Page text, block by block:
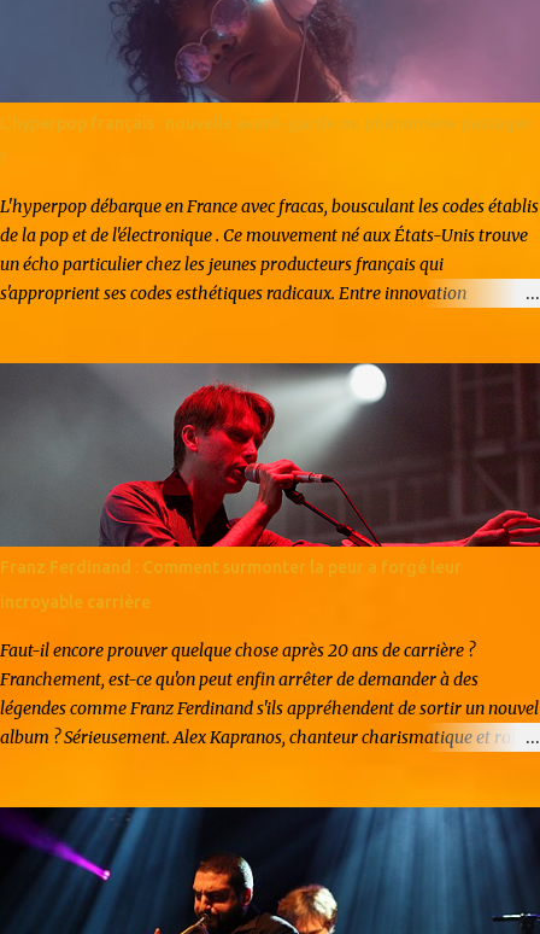
L'hyperpop français : nouvelle avant-garde ou phénomène passager
?
L'hyperpop débarque en France avec fracas, bousculant les codes établis
de la pop et de l'électronique . Ce mouvement né aux États-Unis trouve
un écho particulier chez les jeunes producteurs français qui
s'approprient ses codes esthétiques radicaux. Entre innovation
mouvement L'hyperpop naît dans la sphère underground américaine
au milieu des années 2010, popularisé par le collectif PC Music et des
artistes comme 100 gecs ou Sophie. Le genre se caractérise par une
esthétique volontairement excessive : saturations extrêmes, voix pitch-
shiftées jusqu'à l'absurde, mélodies pop déformées et tempos
frénétiques. En France, ce mouvement émerge vers 2020 avec une
nouvelle génération d'artistes formés au digital. Contrairement à leurs
homologues anglo-saxons, les producteurs français intègrent des
influence...
Franz Ferdinand : Comment surmonter la peur a forgé leur
incroyable carrière
Faut-il encore prouver quelque chose après 20 ans de carrière ?
Franchement, est-ce qu'on peut enfin arrêter de demander à des
légendes comme Franz Ferdinand s'ils appréhendent de sortir un nouvel
album ? Sérieusement. Alex Kapranos, chanteur charismatique et roi
écossaise, un grand "non". Pas de peur, pas de stress. Juste du pur plaisir
brut. Vous vous rappelez la claque que vous avez prise en 2004 avec le
légendaire Take Me Out ? Ces mecs ont littéralement redéfini ce que
cool veut dire en musique. Et pourtant, après plus de vingt ans de